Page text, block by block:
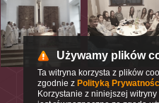
Używamy plików
Ta witryna korzysta z plików
zgodnie z Polityką
Korzystanie z niniejszej